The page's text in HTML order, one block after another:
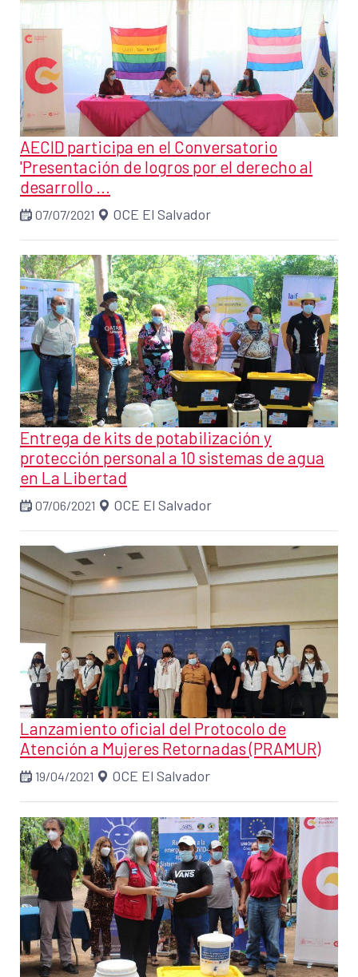
AECID participa en el Conversatorio
'Presentación de logros por el derecho al
desarrollo ...
07/07/2021 OCE El Salvador
Entrega de kits de potabilización y
protección personal a 10 sistemas de agua
en La Libertad
07/06/2021 OCE El Salvador
Lanzamiento oficial del Protocolo de
Atención a Mujeres Retornadas (PRAMUR)
19/04/2021 OCE El Salvador